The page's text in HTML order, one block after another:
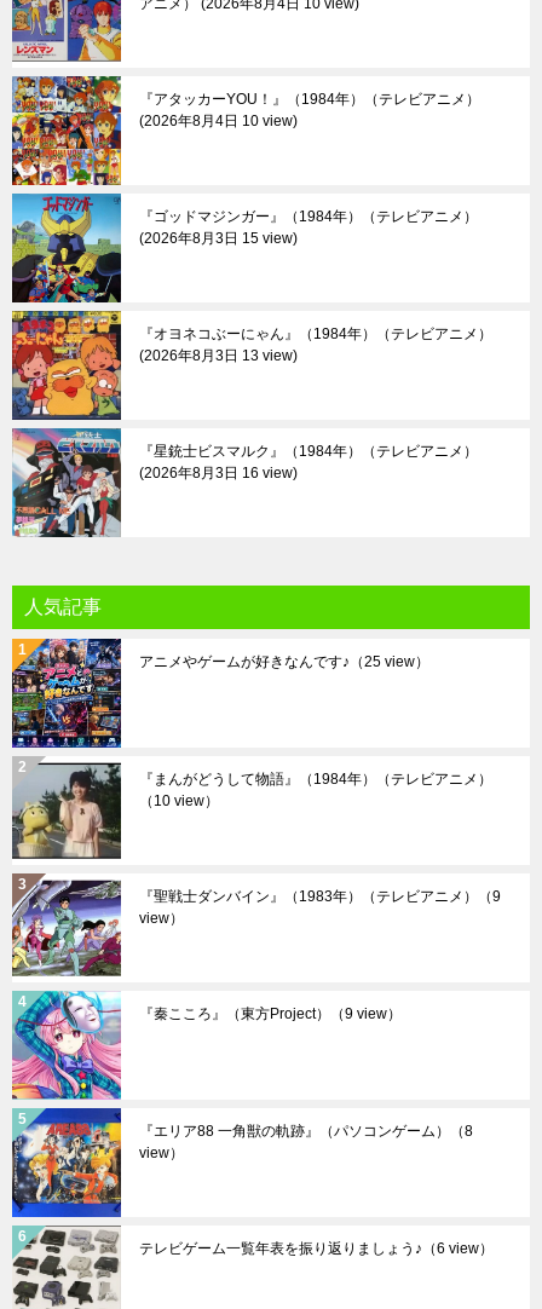
アニメ）
2026年8月4日 10 view
『アタッカーYOU！』（1984年）（テレビアニメ）
2026年8月4日 10 view
『ゴッドマジンガー』（1984年）（テレビアニメ）
2026年8月3日 15 view
『オヨネコぶーにゃん』（1984年）（テレビアニメ）
2026年8月3日 13 view
『星銃士ビスマルク』（1984年）（テレビアニメ）
2026年8月3日 16 view
人気記事
アニメやゲームが好きなんです♪ （25 view）
『まんがどうして物語』（1984年）（テレビアニメ）
（10 view）
『聖戦士ダンバイン』（1983年）（テレビアニメ）
（9
view）
『秦こころ』（東方Project） （9 view）
『エリア88 一角獣の軌跡』（パソコンゲーム）
（8
view）
テレビゲーム一覧年表を振り返りましょう♪ （6 view）